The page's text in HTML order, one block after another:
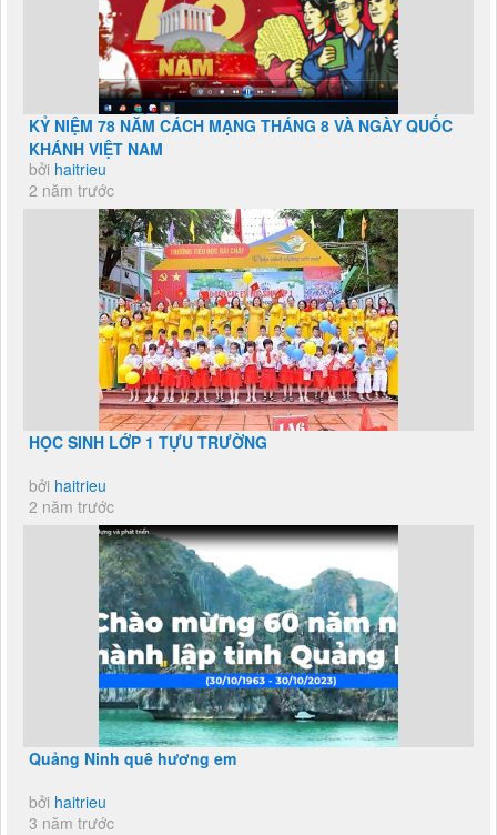
KỶ NIỆM 78 NĂM CÁCH MẠNG THÁNG 8 VÀ NGÀY QUỐC
KHÁNH VIỆT NAM
bởi haitrieu
2 năm trước
HỌC SINH LỚP 1 TỰU TRƯỜNG
bởi haitrieu
2 năm trước
Quảng Ninh quê hương em
bởi haitrieu
3 năm trước